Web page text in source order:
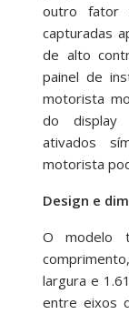
outro fator
capturadas
de alto
painel de
motorista
do display
ativados
motorista
Design e
O modelo
largura e
entre eixos